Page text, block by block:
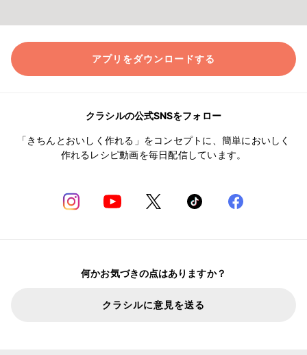
アプリをダウンロードする
クラシルの公式SNSをフォロー
「きちんとおいしく作れる」をコンセプトに、簡単においしく
作れるレシピ動画を毎日配信しています。
何かお気づきの点はありますか？
クラシルに意見を送る